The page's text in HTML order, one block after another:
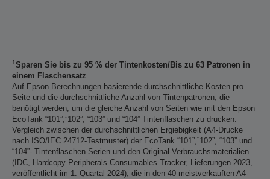
1Sparen Sie bis zu 95 % der Tintenkosten/Bis zu 63 Patronen in
einem Flaschensatz
Auf Epson Berechnungen basierende durchschnittliche Kosten pro
Seite und die durchschnittliche Anzahl von Tintenpatronen, die
benötigt werden, um die gleiche Anzahl von Seiten wie mit den Epson
EcoTank “101”,”102”, “103” und “104” Tintenflaschen zu drucken.
Vergleich zwischen der durchschnittlichen Ergiebigkeit (A4-Drucke
nach ISO/IEC 24712-Testmuster) der EcoTank “101”,”102”, “103” und
“104”- Tintenflaschen-Serien und den Original-Verbrauchsmaterialien
(IDC, Hardcopy Peripherals Consumables Tracker, Lieferungen 2023,
veröffentlicht im 1. Quartal 2024), die in den 40 meistverkauften A4-